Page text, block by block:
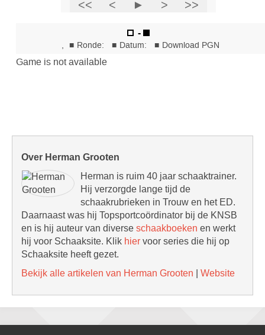
Over Herman Grooten
Herman is ruim 40 jaar schaaktrainer.
Hij verzorgde lange tijd de
schaakrubrieken in Trouw en het ED.
Daarnaast was hij Topsportcoördinator bij de KNSB
en is hij auteur van diverse schaakboeken en werkt
hij voor Schaaksite. Klik hier voor series die hij op
Schaaksite heeft gezet.
Bekijk alle artikelen van Herman Grooten
Website